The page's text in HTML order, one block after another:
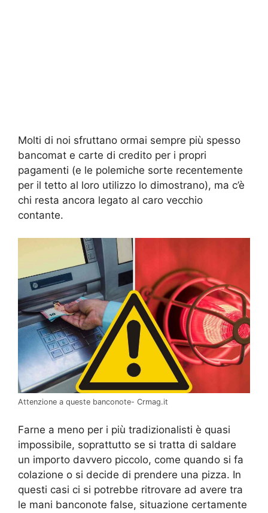
Molti di noi sfruttano ormai sempre più spesso
bancomat e carte di credito per i propri
pagamenti (e le polemiche sorte recentemente
per il tetto al loro utilizzo lo dimostrano), ma c’è
chi resta ancora legato al caro vecchio
contante.
Attenzione a queste banconote- Crmag.it
Farne a meno per i più tradizionalisti è quasi
impossibile, soprattutto se si tratta di saldare
un importo davvero piccolo, come quando si fa
colazione o si decide di prendere una pizza. In
questi casi ci si potrebbe ritrovare ad avere tra
le mani banconote false, situazione certamente